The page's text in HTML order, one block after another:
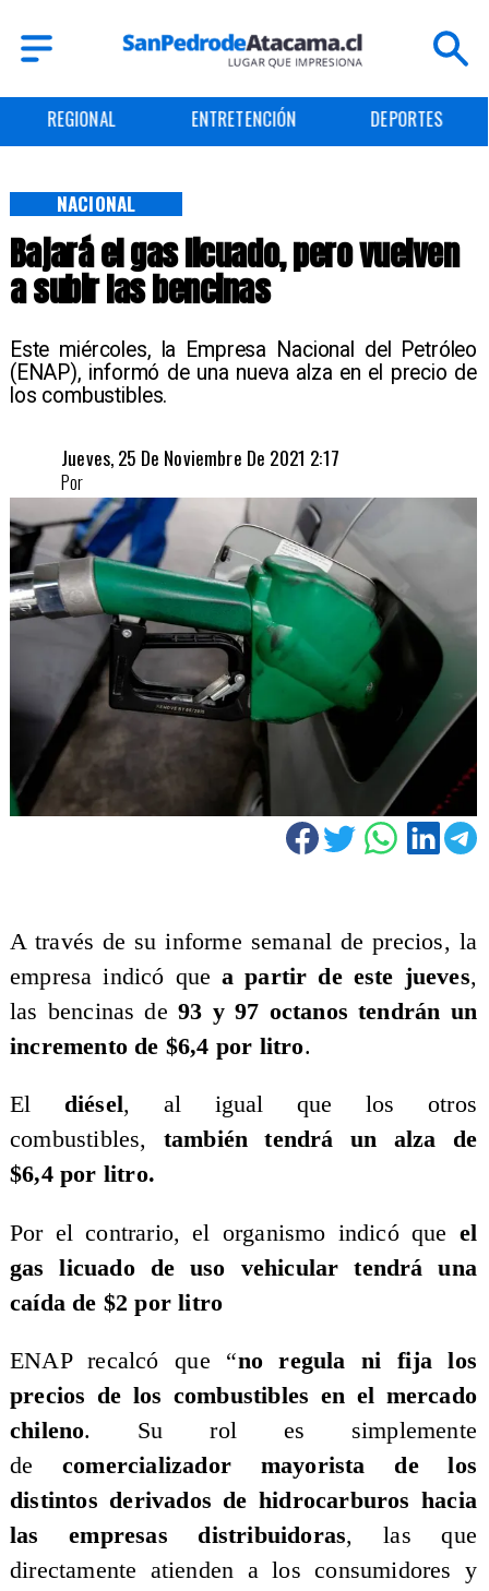
REGIONAL ENTRETENCIÓN DEPORTES
Bajará el gas licuado, pero vuelven
a subir las bencinas
Este miércoles, la Empresa Nacional del Petróleo
(ENAP), informó de una nueva alza en el precio de
los combustibles.
NACIONAL
Jueves, 25 De Noviembre De 2021 2:17
Por
A través de su informe semanal de precios, la
empresa indicó que a partir de este jueves,
las bencinas de93 y 97 octanos tendrán un
incremento de $6,4 por litro.
El diésel, al igual que los otros
combustibles, también tendrá un alza de
$6,4 por litro.
Por el contrario, el organismo indicó que el
gas licuado de uso vehicular tendrá una
caída de $2 por litro
ENAP recalcó que “no regula ni fija los
precios de los combustibles en el mercado
chileno. Su rol es simplemente
decomercializador mayorista de los
distintos derivados de hidrocarburos hacia
las empresas distribuidoras, las que
directamente atienden a los consumidores y